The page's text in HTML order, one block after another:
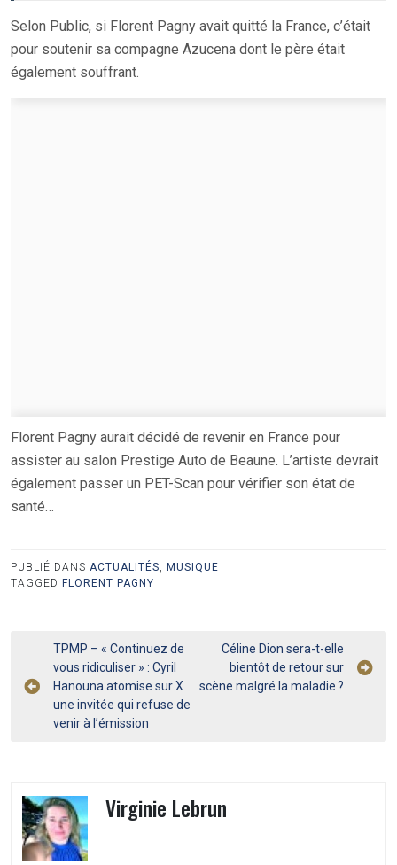
Selon Public, si Florent Pagny avait quitté la France, c’était
pour soutenir sa compagne Azucena dont le père était
également souffrant.
Florent Pagny aurait décidé de revenir en France pour
assister au salon Prestige Auto de Beaune. L’artiste devrait
également passer un PET-Scan pour vérifier son état de
santé…
PUBLIÉ DANS ACTUALITÉS
MUSIQUE
TAGGED FLORENT PAGNY
Navigation
de
l’article
TPMP – « Continuez de
vous ridiculiser » : Cyril
Hanouna atomise sur X
une invitée qui refuse de
venir à l’émission
Céline Dion sera-t-elle
bientôt de retour sur
scène malgré la maladie ?
Virginie Lebrun